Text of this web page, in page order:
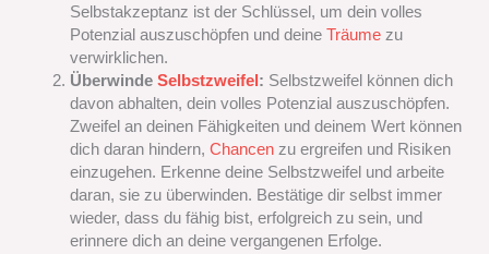
Selbstakzeptanz ist der Schlüssel, um dein volles
Potenzial auszuschöpfen und deine Träumezu
verwirklichen.
Überwinde Selbstzweifel : Selbstzweifel können dich
davon abhalten, dein volles Potenzial auszuschöpfen.
Zweifel an deinen Fähigkeiten und deinem Wert können
dich daran hindern, Chancenzu ergreifen und Risiken
einzugehen. Erkenne deine Selbstzweifel und arbeite
daran, sie zu überwinden. Bestätige dir selbst immer
wieder, dass du fähig bist, erfolgreich zu sein, und
erinnere dich an deine vergangenen Erfolge.